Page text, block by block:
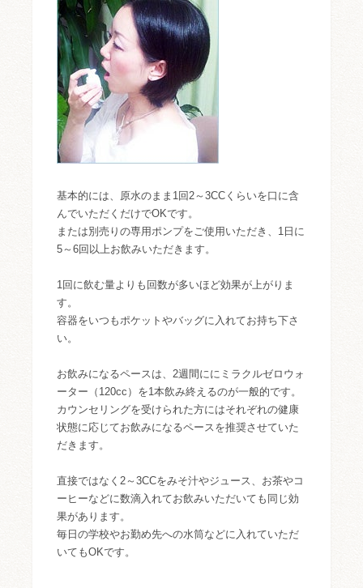
基本的には、原水のまま1回2～3CCくらいを口に含
んでいただくだけでOKです。
または別売りの専用ポンプをご使用いただき、1日に
5～6回以上お飲みいただきます。
1回に飲む量よりも回数が多いほど効果が上がりま
す。
容器をいつもポケットやバッグに入れてお持ち下さ
い。
お飲みになるペースは、2週間ににミラクルゼロウォ
ーター（120cc）を1本飲み終えるのが一般的です。
カウンセリングを受けられた方にはそれぞれの健康
状態に応じてお飲みになるペースを推奨させていた
だきます。
直接ではなく2～3CCをみそ汁やジュース、お茶やコ
ーヒーなどに数滴入れてお飲みいただいても同じ効
果があります。
毎日の学校やお勤め先への水筒などに入れていただ
いてもOKです。